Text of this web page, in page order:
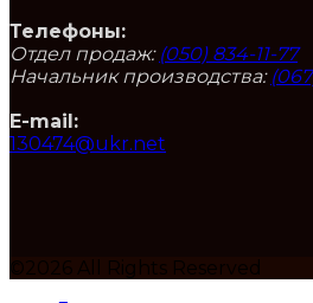
Телефоны:
Отдел продаж: (050) 834-11-77
Начальник производства:
E-mail:
130474@ukr.net
©2026 All Rights Reserved